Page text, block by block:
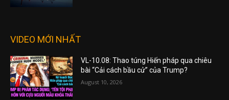
VIDEO MỚI NHẤT
VL-10.08: Thao túng Hiến pháp qua chiêu
bài “Cải cách bầu cử” của Trump?
August 10, 2026